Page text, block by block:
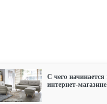
С чего
интернет-